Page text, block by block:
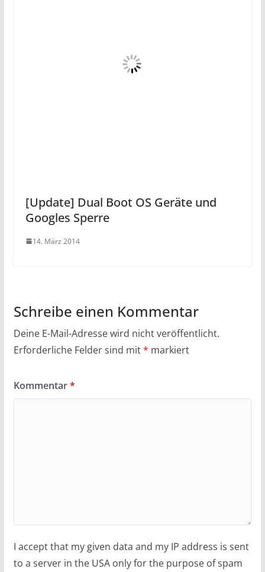
[Update] Dual Boot OS Geräte und
Googles Sperre
14. März 2014
Schreibe einen Kommentar
Deine E-Mail-Adresse wird nicht veröffentlicht.
Erforderliche Felder sind mit* markiert
Kommentar*
I accept that my given data and my IP address is sent
to a server in the USA only for the purpose of spam